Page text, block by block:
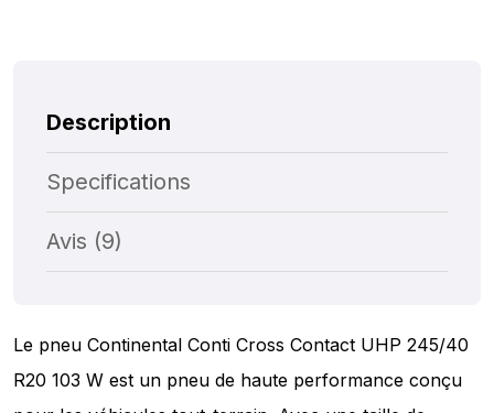
Description
Specifications
Avis (9)
Le pneu Continental Conti Cross Contact UHP 245/40
R20 103 W est un pneu de haute performance conçu